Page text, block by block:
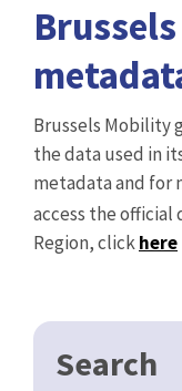
Brussels Mobility
the data used in
metadata and for
access the official
Region, clickhere
Search